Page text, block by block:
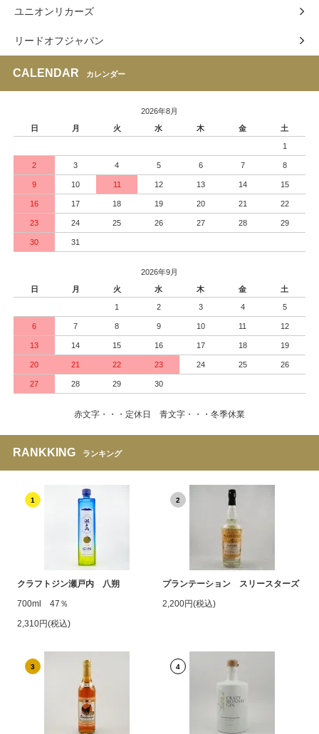
ユニオンリカーズ
リードオフジャパン
CALENDAR カレンダー
2026年8月
日
月 火 水 木 金 土
1
2 3 4 5 6 7 8
9 10 11 12 13 14 15
16 17 18 19 20 21 22
23 24 25 26 27 28 29
30 31
2026年9月
日
月 火 水 木 金 土
1 2 3 4 5
6 7 8 9 10 11 12
13 14 15 16 17 18 19
20 21 22 23 24 25 26
27 28 29 30
赤文字・・・定休日 青文字・・・冬季休業
RANKKING ランキング
1
クラフトジン瀬戸内 八朔
700ml 47％
2,310円(税込)
2
プランテーション スリースターズ
2,200円(税込)
3 4